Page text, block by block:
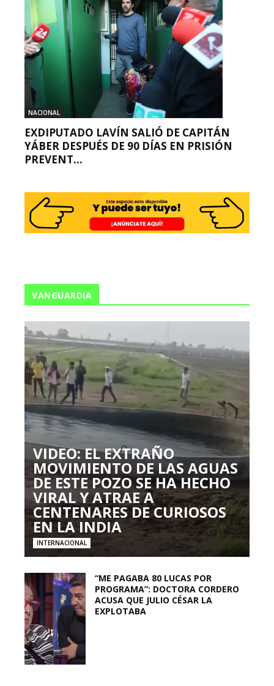
NACIONAL
EXDIPUTADO LAVÍN SALIÓ DE CAPITÁN
YÁBER DESPUÉS DE 90 DÍAS EN PRISIÓN
PREVENT...
VANGUARDIA
VIDEO: EL EXTRAÑO
MOVIMIENTO DE LAS AGUAS
DE ESTE POZO SE HA HECHO
VIRAL Y ATRAE A
CENTENARES DE CURIOSOS
EN LA INDIA
INTERNACIONAL
“ME PAGABA 80 LUCAS POR
PROGRAMA”: DOCTORA CORDERO
ACUSA QUE JULIO CÉSAR LA
EXPLOTABA